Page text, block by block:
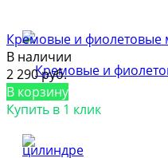
Кремовые и
В наличии
2 290 руб.
В корзину
Купить в 1 клик